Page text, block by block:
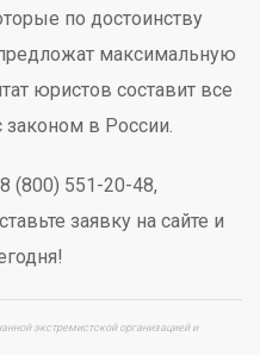
по достоинству
максимальную
юристов составит все
законом в России.
(800) 551-20-48,
заявку на сайте и
экстремистской организацией и